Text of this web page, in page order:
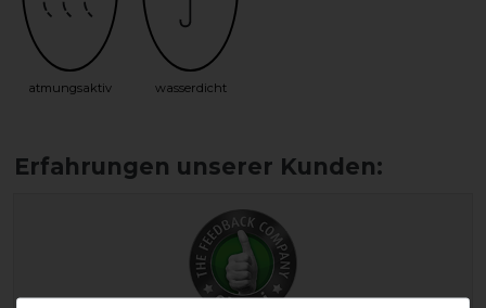
atmungsaktiv wasserdicht